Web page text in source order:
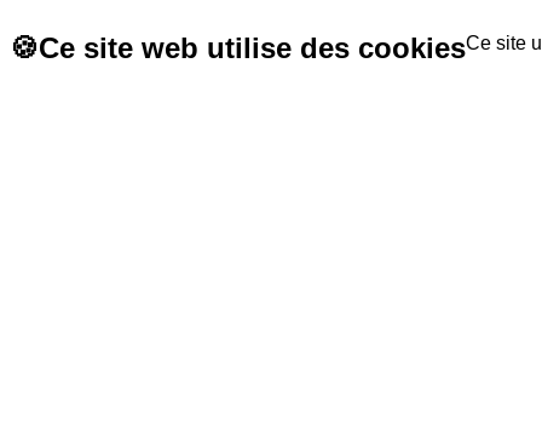
🍪Ce site web utilise des cookiesCe site